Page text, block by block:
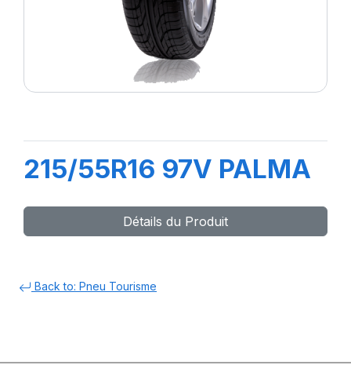
215/55R16 97V PALMA
Détails du Produit
Back to: Pneu Tourisme